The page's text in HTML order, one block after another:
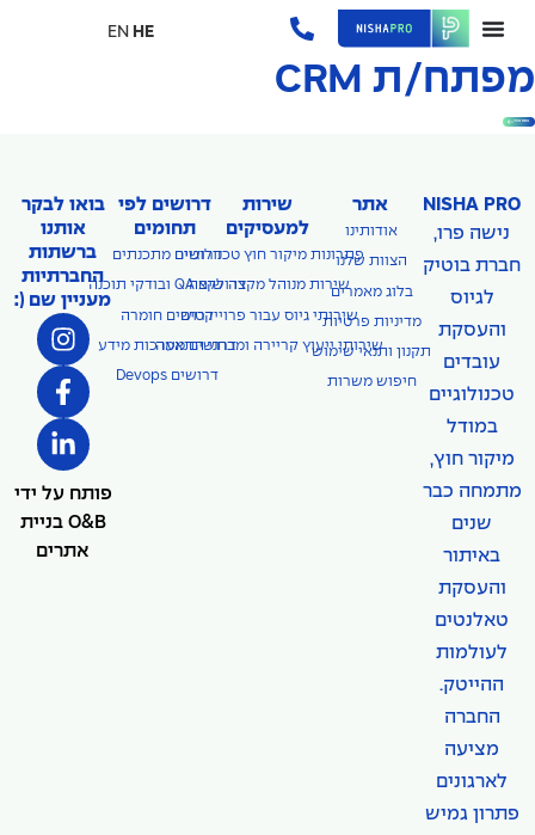
מפתח/ת CRM
בואו נכיר
בואו לבקר
אותנו
ברשתות
החברתיות
מעניין שם (:
פותח על ידי
O&B בניית
אתרים
דרושים לפי
תחומים
דרושים מתכנתים
דרושים QA ובודקי תוכנה
דרושים חומרה
דרושים מערכות מידע
דרושים Devops
שירות
למעסיקים
פתרונות מיקור חוץ טכנולוגיים
שירות מנוהל מקצה לקצה
שירותי גיוס עבור פרוייקטים
שירותי ייעוץ קריירה ומבחני התאמה
אתר
אודותינו
הצוות שלנו
בלוג מאמרים
מדיניות פרטיות
תקנון ותנאי שימוש
חיפוש משרות
NISHA PRO
נישה פרו,
חברת בוטיק
לגיוס
והעסקת
עובדים
טכנולוגיים
במודל
מיקור חוץ,
מתמחה כבר
שנים
באיתור
והעסקת
טאלנטים
לעולמות
ההייטק.
החברה
מציעה
לארגונים
פתרון גמיש
EN HE